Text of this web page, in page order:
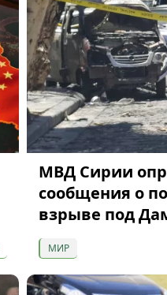
МВД Сирии
сообщения о
взрыве под
МИР